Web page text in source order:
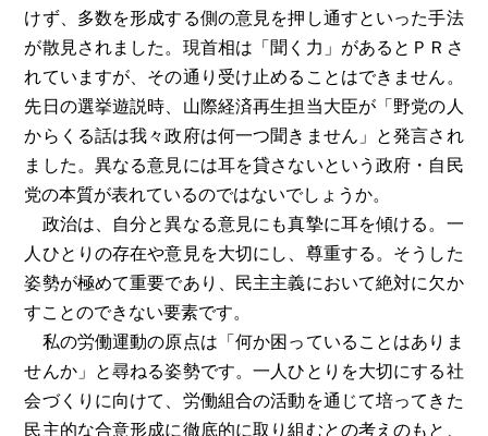
けず、多数を形成する側の意見を押し通すといった手法
が散見されました。現首相は「聞く力」があるとＰＲさ
れていますが、その通り受け止めることはできません。
先日の選挙遊説時、山際経済再生担当大臣が「野党の人
からくる話は我々政府は何一つ聞きません」と発言され
ました。異なる意見には耳を貸さないという政府・自民
党の本質が表れているのではないでしょうか。
政治は、自分と異なる意見にも真摯に耳を傾ける。一
人ひとりの存在や意見を大切にし、尊重する。そうした
姿勢が極めて重要であり、民主主義において絶対に欠か
すことのできない要素です。
私の労働運動の原点は「何か困っていることはありま
せんか」と尋ねる姿勢です。一人ひとりを大切にする社
会づくりに向けて、労働組合の活動を通じて培ってきた
民主的な合意形成に徹底的に取り組むとの考えのもと、